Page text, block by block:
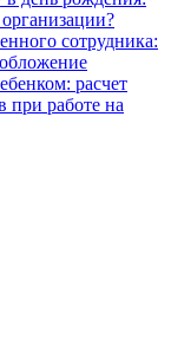
сотрудника:
расчет
при работе на